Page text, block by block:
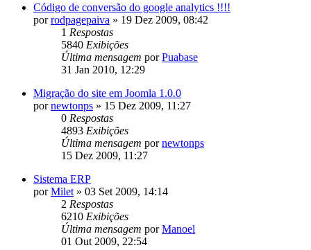
Código de conversão do google analytics !!!!
porrodpagepaiva » 19 Dez 2009, 08:42
1 Respostas
5840 Exibições
Última mensagem porPuabase
31 Jan 2010, 12:29
Migração do site em Joomla 1.0.0
pornewtonps » 15 Dez 2009, 11:27
0 Respostas
4893 Exibições
Última mensagem pornewtonps
15 Dez 2009, 11:27
Sistema ERP
porMilet » 03 Set 2009, 14:14
2 Respostas
6210 Exibições
Última mensagem porManoel
01 Out 2009, 22:54